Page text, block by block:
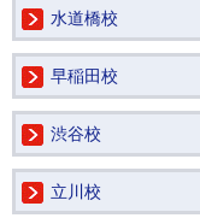
水道橋校
早稲田校
渋谷校
立川校